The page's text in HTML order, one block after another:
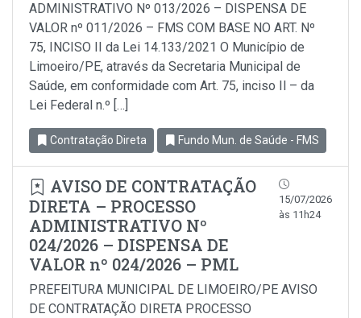
ADMINISTRATIVO Nº 013/2026 – DISPENSA DE
VALOR nº 011/2026 – FMS COM BASE NO ART. Nº
75, INCISO II da Lei 14.133/2021 O Município de
Limoeiro/PE, através da Secretaria Municipal de
Saúde, em conformidade com Art. 75, inciso Il – da
Lei Federal n.º […]
Contratação Direta Fundo Mun. de Saúde - FMS
AVISO DE CONTRATAÇÃO
DIRETA – PROCESSO
ADMINISTRATIVO Nº
024/2026 – DISPENSA DE
VALOR nº 024/2026 – PML
15/07/2026
às 11h24
PREFEITURA MUNICIPAL DE LIMOEIRO/PE AVISO
DE CONTRATAÇÃO DIRETA PROCESSO